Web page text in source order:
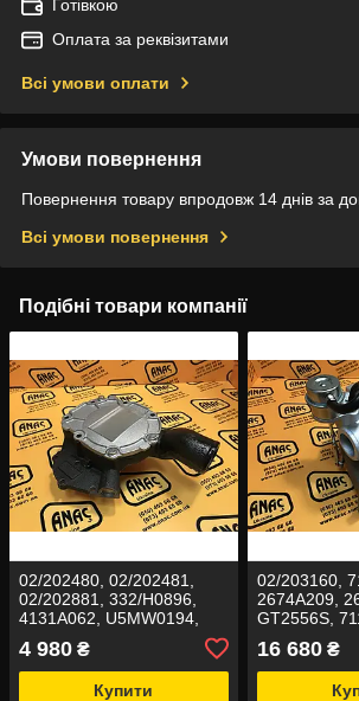
Готівкою
Оплата за реквізитами
Всі умови оплати
Умови повернення
Повернення товару впродовж 14 днів за
Всі умови повернення
Подібні товари компанії
02/202480, 02/202481,
02/202881, 332/H0896,
4131A062, U5MW0194,
водяний RG на JCB 3CX,
4CX
4 980 ₴
Купити
02/203160,
2674A209,
GT2556S,
JCB 3CX, 4CX
16 680₴